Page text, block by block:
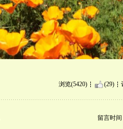
浏览(5420) (29)
留言时间